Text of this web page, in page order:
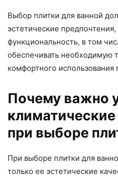
Выбор плитки для ванной
эстетические
функциональность, в том
обеспечивать необходимую
комфортного использования
Почему важно
при выборе
При выборе плитки для
только ее эстетические